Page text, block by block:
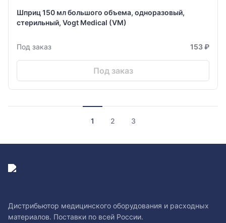
Шприц 150 мл большого объема, одноразовый,
стерильный, Vogt Medical (VM)
Под заказ 153 ₽
Под заказ
1 2 3
Дистрибьютор медицинского оборудования и расходных
материалов. Поставки по всей России.